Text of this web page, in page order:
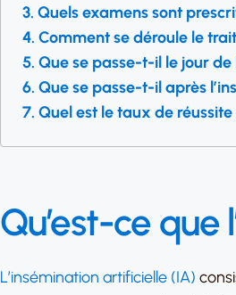
Quels examens sont
Comment se déroule le
Que se passe-t-il le jour
Que se passe-t-il après
Quel est le taux de
Qu’est-ce
L’insémination artificielle (IA)